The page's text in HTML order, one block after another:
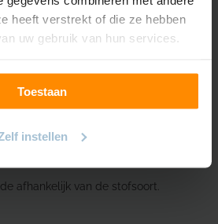
heeft verstrekt of die ze hebben
uw gebruik van hun services.
Toestaan
instellen
Het uitlijnen van
Duette shades is
technisch niet
afhankelijk van de stofsoort.